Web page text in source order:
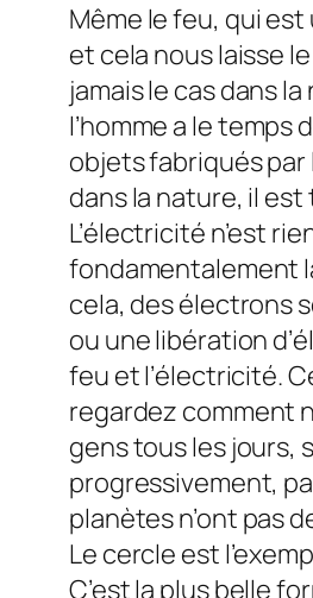
Même le feu, qui est
et cela nous laisse
jamais le cas dans
l’homme a le
objets fabriqués par
dans la nature, il
L’électricité n’est
fondamentalement
cela, des électrons
ou une libération
feu et l’électricité.
regardez comment
gens tous les jours,
progressivement,
planètes n’ont pas
Le cercle est
C’est la plus belle